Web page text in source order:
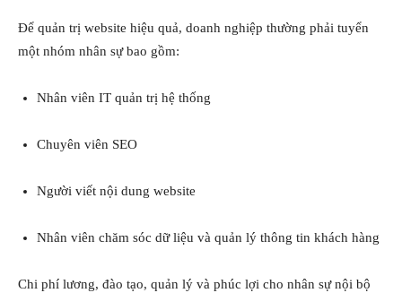
Để quản trị website hiệu quả, doanh nghiệp thường phải tuyển
một nhóm nhân sự bao gồm:
Nhân viên IT quản trị hệ thống
Chuyên viên SEO
Người viết nội dung website
Nhân viên chăm sóc dữ liệu và quản lý thông tin khách hàng
Chi phí lương, đào tạo, quản lý và phúc lợi cho nhân sự nội bộ